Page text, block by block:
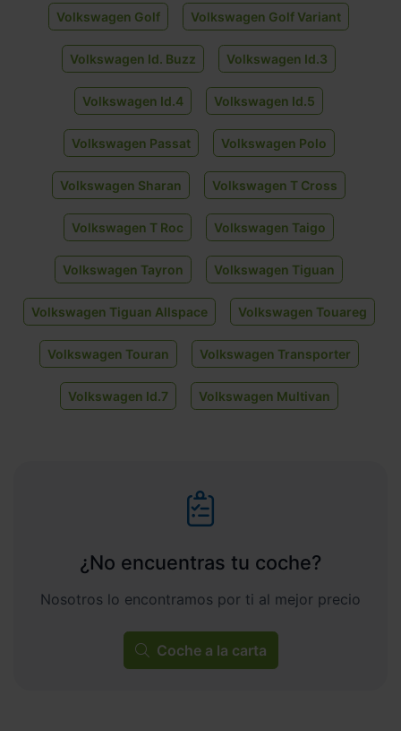
Volkswagen Golf Volkswagen Golf Variant
Volkswagen Id. Buzz Volkswagen Id.3
Volkswagen Id.4 Volkswagen Id.5
Volkswagen Passat Volkswagen Polo
Volkswagen Sharan Volkswagen T Cross
Volkswagen T Roc Volkswagen Taigo
Volkswagen Tayron Volkswagen Tiguan
Volkswagen Tiguan Allspace Volkswagen Touareg
Volkswagen Touran Volkswagen Transporter
Volkswagen Id.7 Volkswagen Multivan
¿No encuentras tu coche?
Nosotros lo encontramos por ti al mejor precio
Coche a la carta